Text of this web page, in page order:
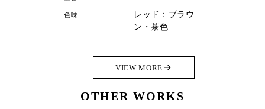
色味
レッド：ブラウ
ン・茶色
VIEW MORE
OTHER WORKS